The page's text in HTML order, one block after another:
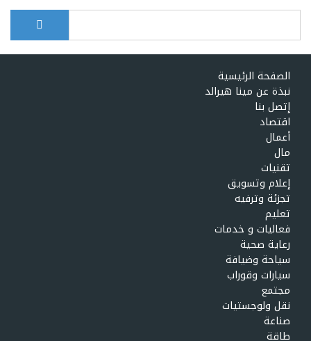
Search form بحث
الصفحة الرئيسية
نبذة عن مينا هيرالد
إتصل بنا
اقتصاد
أعمال
مال
تقنيات
إعلام وتسويق
تجزئة وترفيه
تعليم
فعاليات و خدمات
رعاية صحية
سياحة وضيافة
سيارات وقوراب
مجتمع
نقل ولوجستيات
صناعة
طاقة